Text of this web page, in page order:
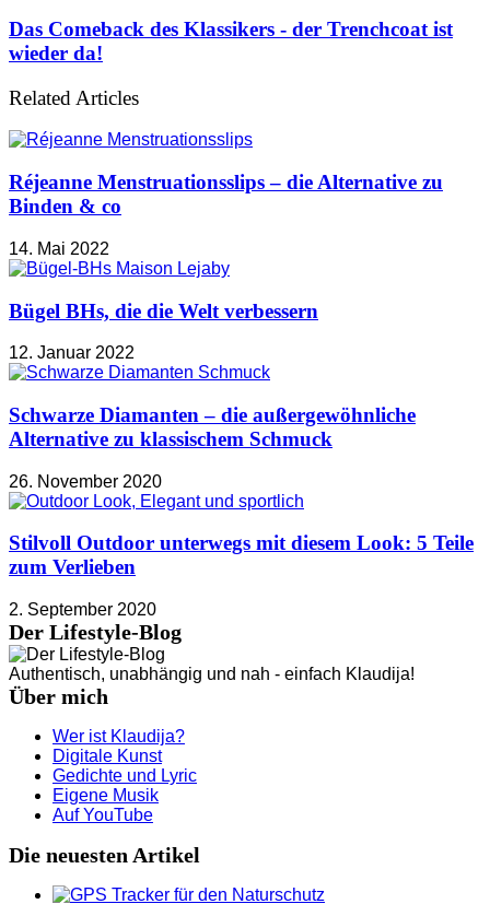
Das Comeback des Klassikers - der Trenchcoat ist
wieder da!
Related Articles
Réjeanne Menstruationsslips – die Alternative zu
Binden & co
14. Mai 2022
Bügel BHs, die die Welt verbessern
12. Januar 2022
Schwarze Diamanten – die außergewöhnliche
Alternative zu klassischem Schmuck
26. November 2020
Stilvoll Outdoor unterwegs mit diesem Look: 5 Teile
zum Verlieben
2. September 2020
Der Lifestyle-Blog
Authentisch, unabhängig und nah - einfach Klaudija!
Über mich
Wer ist Klaudija?
Digitale Kunst
Gedichte und Lyric
Eigene Musik
Auf YouTube
Die neuesten Artikel